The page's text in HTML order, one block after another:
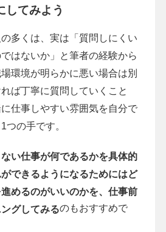
してみよう
多くは、実は「質問しにくい
はないか」と筆者の経験から
環境が明らかに悪い場合は別
ば丁寧に質問していくこと
仕事しやすい雰囲気を自分で
つの手です。
い仕事が何であるかを具体的
できるようになるためにはど
めるのがいいのかを、仕事前
グしてみるのもおすすめで